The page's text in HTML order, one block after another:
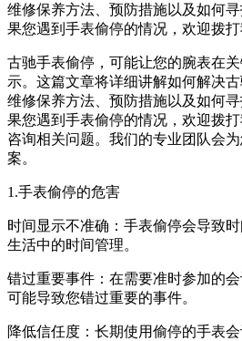
维修保养方法、预防措施以及如何
果您遇到手表偷停的情况，欢迎拨
古驰手表偷停，可能让您的腕表在
示。这篇文章将详细讲解如何解决
维修保养方法、预防措施以及如何
果您遇到手表偷停的情况，欢迎拨
咨询相关问题。我们的专业团队会
案。
1.手表偷停的危害
时间显示不准确：手表偷停会导致
生活中的时间管理。
错过重要事件：在需要准时参加的
可能导致您错过重要的事件。
降低信任度：长期使用偷停的手表